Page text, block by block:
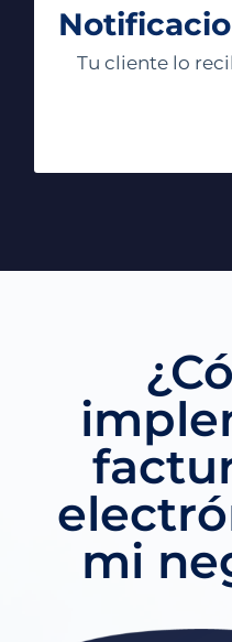
Tu cliente lo
la App de tus
vía
mi